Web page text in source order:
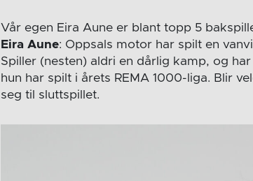
Vår egen Eira Aune er blant topp 5
Eira Aune: Oppsals motor har spilt en
Spiller (nesten) aldri en dårlig kamp, og
hun har spilt i årets REMA 1000-liga. Blir
seg til sluttspillet.